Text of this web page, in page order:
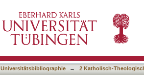
Universitätsbibliographie → 2 Katholisch-